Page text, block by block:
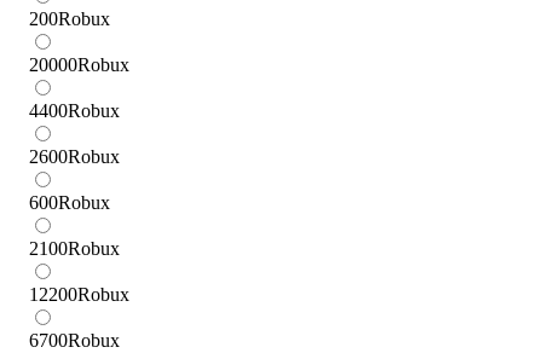
200Robux
20000Robux
4400Robux
2600Robux
600Robux
2100Robux
12200Robux
6700Robux